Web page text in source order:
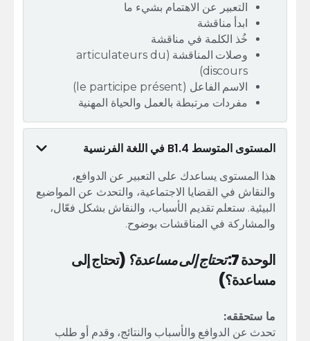
التعبير عن الاهتمام بشيء ما
ابدأ مناقشة
خُذ الكلمة في مناقشة
وصلات المناقشة (articulateurs du
discours)
الاسم الفاعل (le participe présent)
مفردات مرتبطة بالعمل والحياة المهنية
المستوى المتوسط B1.4 في اللغة الفرنسية
هذا المستوى يساعدك على التعبير عن الدوافع،
والنقاش في القضايا الاجتماعية، والتحدث عن المواضيع
البيئية. ستعلم تقديم الأسباب، والنقاش بشكل فعّال،
والمشاركة في المناقشات بوضوح.
الوحدة 7: تحتاج إلى مساعدة؟ (تحتاج إلى
مساعدة؟)
ما ستحققه:
تحدث عن الدوافع والأسباب والنتائج، وقدم أو طلب